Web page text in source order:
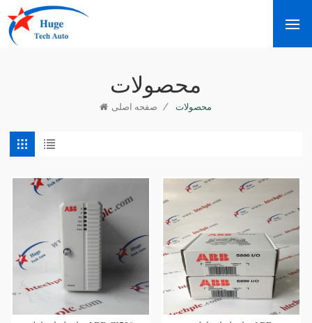
محصولات
صفحه اصلی / محصولات